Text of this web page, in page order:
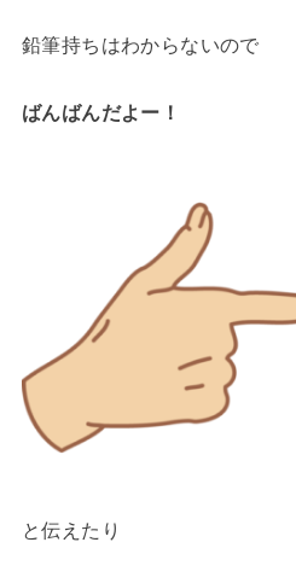
鉛筆持ちはわからないので
ばんばんだよー！
と伝えたり